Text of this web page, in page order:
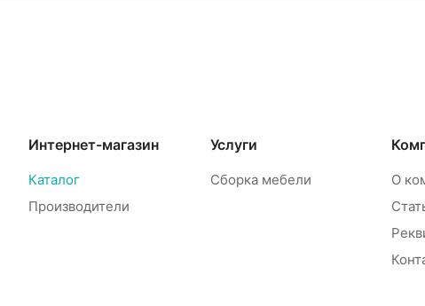
Интернет-магазин
Каталог
Производители
Услуги
Сборка мебели
О